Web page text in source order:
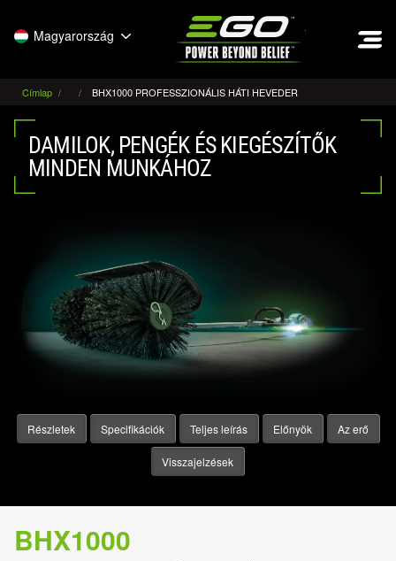
Magyarország
Címlap BHX1000 PROFESSZIONÁLIS HÁTI HEVEDER
DAMILOK, PENGÉK ÉS KIEGÉSZÍTŐK
MINDEN MUNKÁHOZ
Részletek Specifikációk Teljes leírás Előnyök Az erő
Visszajelzések
BHX1000